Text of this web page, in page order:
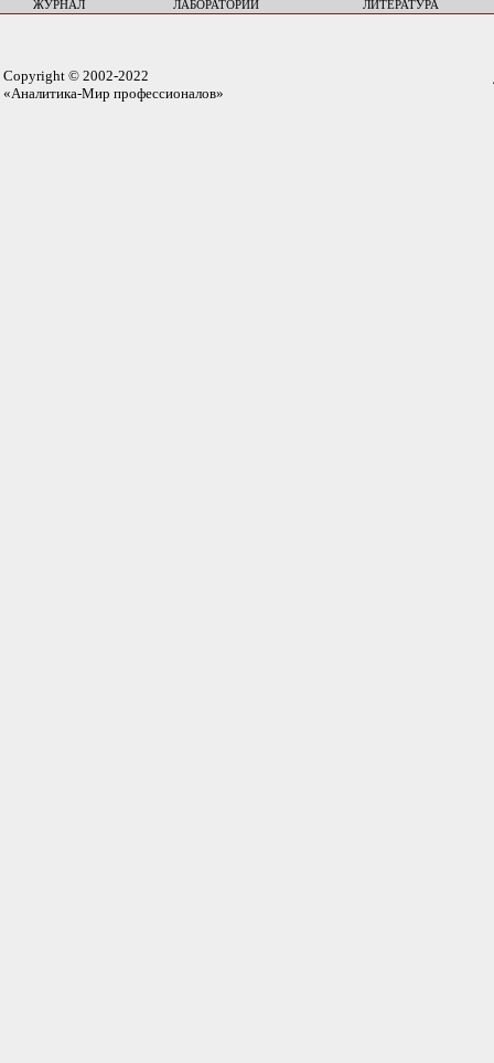
ЖУРНАЛ ЛАБОРАТОРИИ ЛИТЕРАТУРА
Copyright © 2002-2022
«Аналитика-Мир профессионалов»